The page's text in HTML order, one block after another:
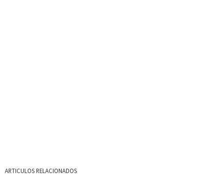
ARTICULOS RELACIONADOS